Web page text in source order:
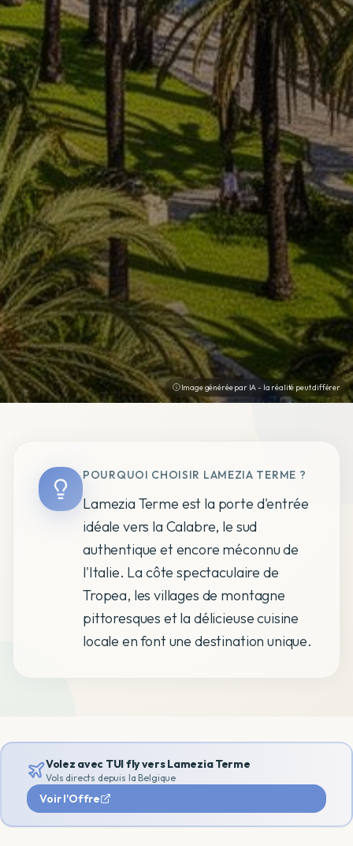
Image générée par IA - la réalité peut différer
POURQUOI CHOISIR LAMEZIA TERME ?
Lamezia Terme est la porte d'entrée
idéale vers la Calabre, le sud
authentique et encore méconnu de
l'Italie. La côte spectaculaire de
Tropea, les villages de montagne
pittoresques et la délicieuse cuisine
locale en font une destination unique.
Volez avec TUI fly versLamezia Terme
Vols directs depuis la Belgique
Voir l'Offre